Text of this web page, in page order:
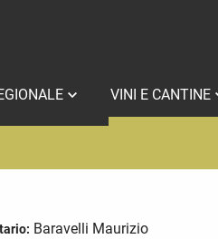
VINI E CANTINE
Baravelli Maurizio